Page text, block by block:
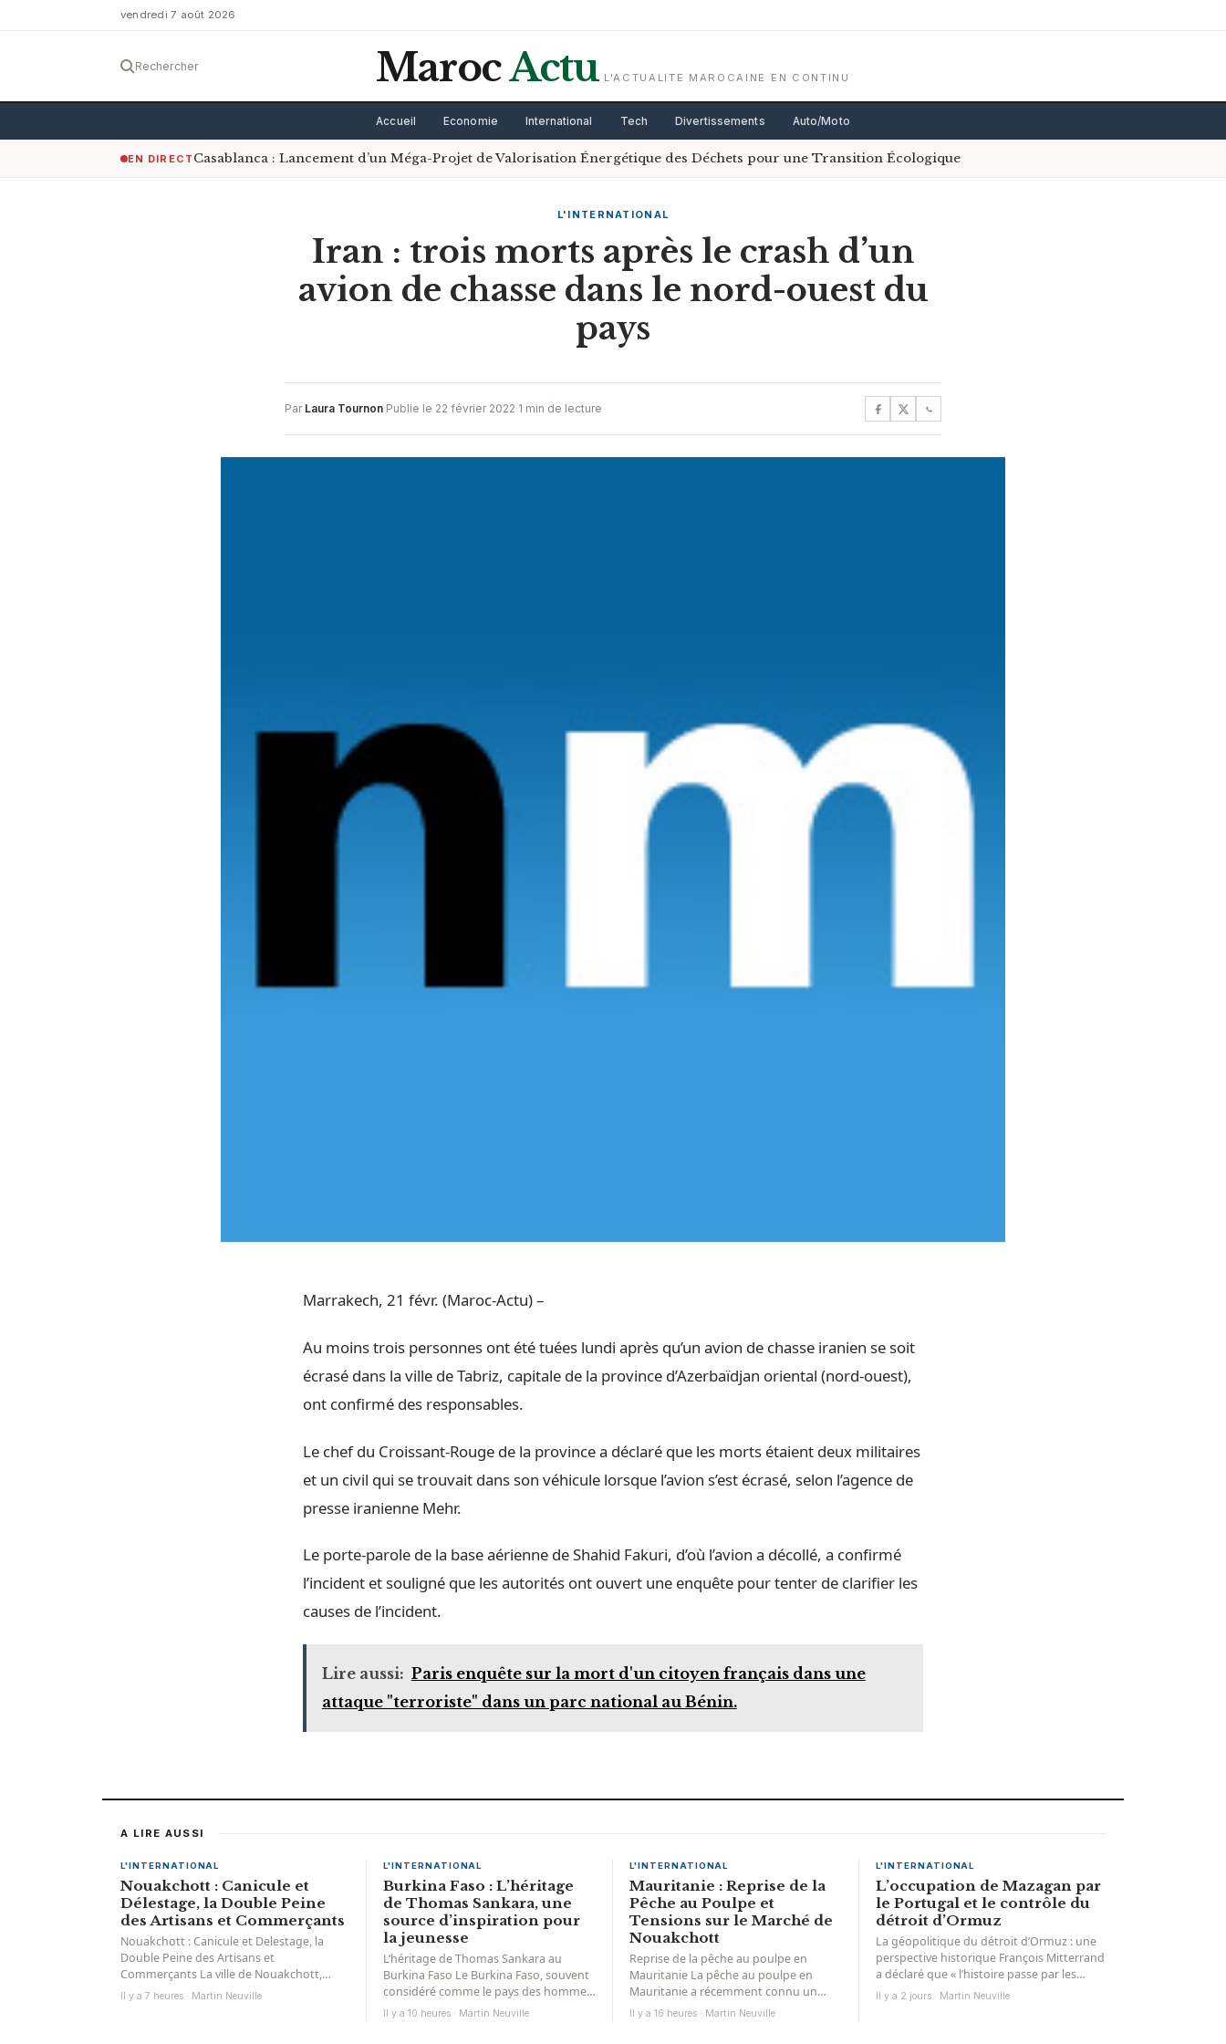
vendredi 7 août 2026
Rechercher MarocActu L'ACTUALITE MAROCAINE EN CONTINU
Accueil Economie International Tech Divertissements Auto/Moto
EN DIRECT Casablanca : Lancement d’un Méga-Projet de Valorisation Énergétique des Déchets pour une Transition Écologique
L'INTERNATIONAL
Iran : trois morts après le crash d’un
avion de chasse dans le nord-ouest du
pays
Par Laura Tournon·Publie le 22 février 2022·1 min de lecture
Marrakech, 21 févr. (Maroc-Actu) –
Au moins trois personnes ont été tuées lundi après qu’un avion de chasse iranien se soit
écrasé dans la ville de Tabriz, capitale de la province d’Azerbaïdjan oriental (nord-ouest),
ont confirmé des responsables.
Le chef du Croissant-Rouge de la province a déclaré que les morts étaient deux militaires
et un civil qui se trouvait dans son véhicule lorsque l’avion s’est écrasé, selon l’agence de
presse iranienne Mehr.
Le porte-parole de la base aérienne de Shahid Fakuri, d’où l’avion a décollé, a confirmé
l’incident et souligné que les autorités ont ouvert une enquête pour tenter de clarifier les
causes de l’incident.
Lire aussi: Paris enquête sur la mort d'un citoyen français dans une
attaque "terroriste" dans un parc national au Bénin.
A LIRE AUSSI
L'INTERNATIONAL
Nouakchott : Canicule et
Délestage, la Double Peine
des Artisans et Commerçants
Nouakchott : Canicule et Delestage, la
Double Peine des Artisans et
Commerçants La ville de Nouakchott,
capitale de la Mauritanie, traverse
Il y a 7 heures · Martin Neuville
L'INTERNATIONAL
Burkina Faso : L’héritage
de Thomas Sankara, une
source d’inspiration pour
la jeunesse
L’héritage de Thomas Sankara au
Burkina Faso Le Burkina Faso, souvent
considéré comme le pays des hommes
intègres, a été profondément
Il y a 10 heures · Martin Neuville
L'INTERNATIONAL
Mauritanie : Reprise de la
Pêche au Poulpe et
Tensions sur le Marché de
Nouakchott
Reprise de la pêche au poulpe en
Mauritanie La pêche au poulpe en
Mauritanie a récemment connu un
nouvel élan. Les autorités...
Il y a 16 heures · Martin Neuville
L'INTERNATIONAL
L’occupation de Mazagan par
le Portugal et le contrôle du
détroit d’Ormuz
La géopolitique du détroit d’Ormuz : une
perspective historique François Mitterrand
a déclaré que « l’histoire passe par les
mêmes chemins que...
Il y a 2 jours · Martin Neuville